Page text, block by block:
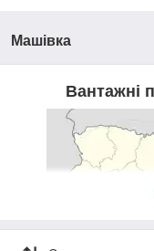
Машівка
Вантажні